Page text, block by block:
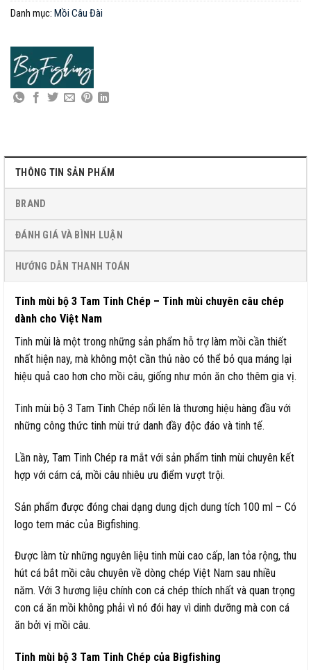
Danh mục: Mồi Câu Đài
THÔNG TIN SẢN PHẨM
BRAND
ĐÁNH GIÁ VÀ BÌNH LUẬN
HƯỚNG DẪN THANH TOÁN
Tinh mùi bộ 3 Tam Tinh Chép – Tinh mùi chuyên câu chép
dành cho Việt Nam
Tinh mùi là một trong những sản phẩm hỗ trợ làm mồi cần thiết
nhất hiện nay, mà không một cần thủ nào có thể bỏ qua máng lại
hiệu quả cao hơn cho mồi câu, giống như món ăn cho thêm gia vị.
Tinh mùi bộ 3 Tam Tinh Chép nổi lên là thương hiệu hàng đầu với
những công thức tinh mùi trứ danh đầy độc đáo và tinh tế.
Lần này, Tam Tinh Chép ra mắt với sản phẩm tinh mùi chuyên kết
hợp với cám cá, mồi câu nhiêu ưu điểm vượt trội.
Sản phẩm được đóng chai dạng dung dịch dung tích 100 ml – Có
logo tem mác của Bigfishing.
Được làm từ những nguyên liệu tinh mùi cao cấp, lan tỏa rộng, thu
hút cá bắt mồi câu chuyên về dòng chép Việt Nam sau nhiều
năm. Với 3 hương liệu chính con cá chép thích nhất và quan trọng
con cá ăn mồi không phải vì nó đói hay vì dinh dưỡng mà con cá
ăn bởi vị mồi câu.
Tinh mùi bộ 3 Tam Tinh Chép của Bigfishing